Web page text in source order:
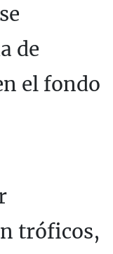
de
el fondo
tróficos,